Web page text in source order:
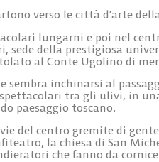
verso le città d’arte
lungarni e poi nel
sede della prestigiosa
al Conte Ugolino di
inchinarsi al
tra gli ulivi, in
paesaggio toscano.
del centro gremite di
la chiesa di San
che fanno da